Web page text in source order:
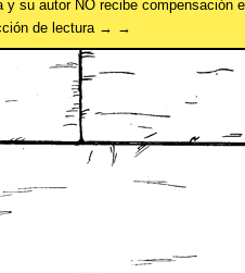
su autor NO recibe compensación
de lectura → →